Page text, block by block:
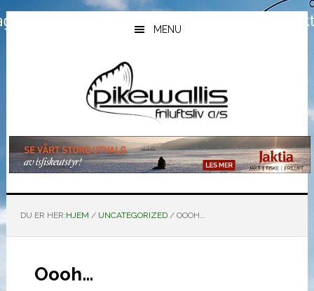
Hopp
til
Hopp
til
Hopp
til
MENU
DU ER HER:HJEM / UNCATEGORIZED /OOOH…
Oooh…